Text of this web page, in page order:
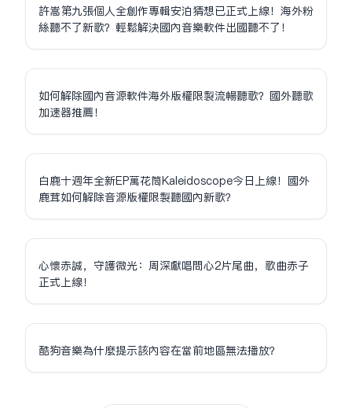
許嵩第九張個人全創作專輯安泊猜想已正式上線！海外粉
絲聽不了新歌？輕鬆解決國內音樂軟件出國聽不了！
如何解除國內音源軟件海外版權限制流暢聽歌？國外聽歌
加速器推薦！
白鹿十週年全新EP萬花筒Kaleidoscope今日上線！國外
鹿茸如何解除音源版權限制聽國內新歌？
心懷赤誠，守護微光：周深獻唱問心2片尾曲，歌曲赤子
正式上線！
酷狗音樂為什麼提示該內容在當前地區無法播放？